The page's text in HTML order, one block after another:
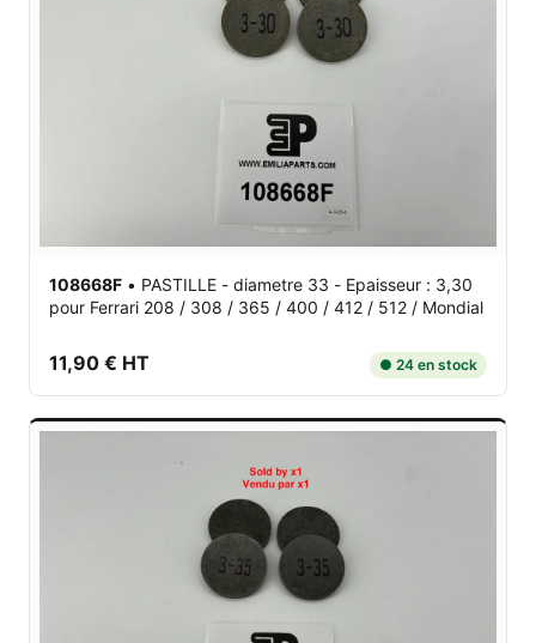
108668F • PASTILLE - diametre 33 - Epaisseur : 3,30
pour Ferrari 208 / 308 / 365 / 400 / 412 / 512 / Mondial
11,90 € HT ● 24 en stock